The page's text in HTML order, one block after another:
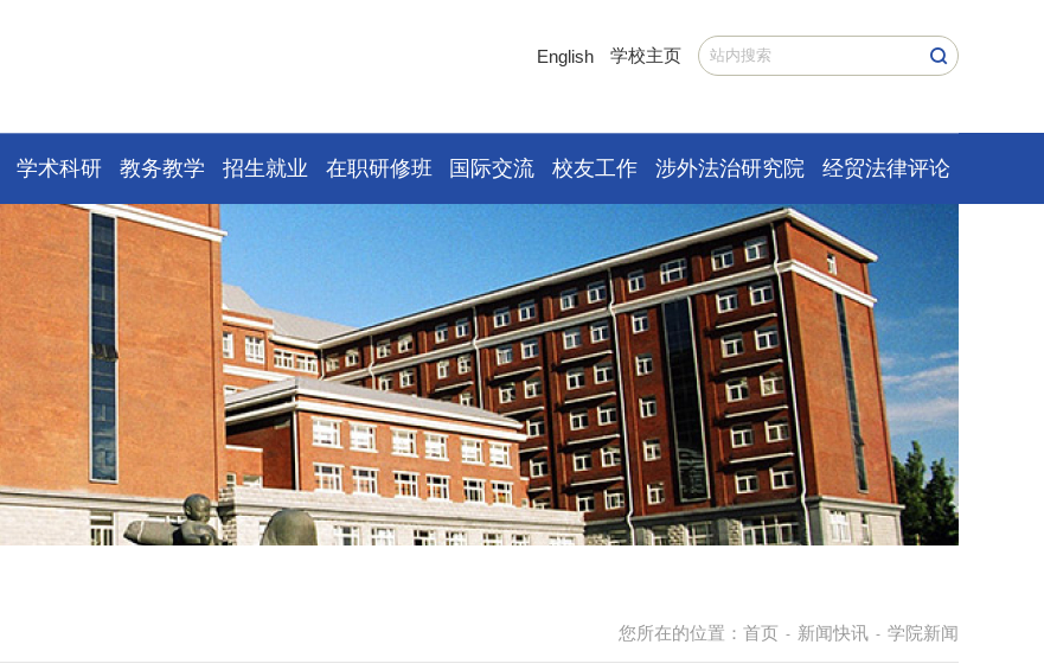
English 学校主页
学术科研 教务教学 招生就业 在职研修班 国际交流 校友工作 涉外法治研究院 经贸法律评论
您所在的位置： 首页 - 新闻快讯 - 学院新闻